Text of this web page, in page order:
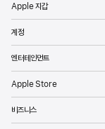
Apple 지갑
계정
엔터테인먼트
Apple Store
비즈니스